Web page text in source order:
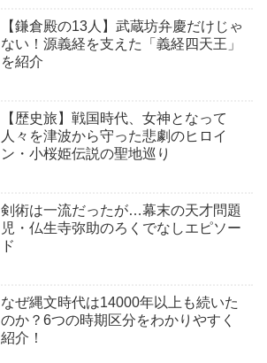
【鎌倉殿の13人】武蔵坊弁慶だけじゃ
ない！源義経を支えた「義経四天王」
を紹介
【歴史旅】戦国時代、女神となって
人々を津波から守った悲劇のヒロイ
ン・小桜姫伝説の聖地巡り
剣術は一流だったが…幕末の天才問題
児・仏生寺弥助のろくでなしエピソー
ド
なぜ縄文時代は14000年以上も続いた
のか？6つの時期区分をわかりやすく
紹介！